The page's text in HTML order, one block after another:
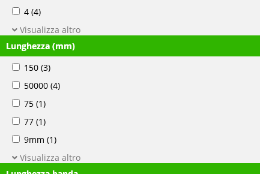
4 (4)
Visualizza altro
Lunghezza (mm)
150 (3)
50000 (4)
75 (1)
77 (1)
9mm (1)
Visualizza altro